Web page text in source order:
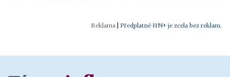
Předplatné HN+ je zcela bez reklam.